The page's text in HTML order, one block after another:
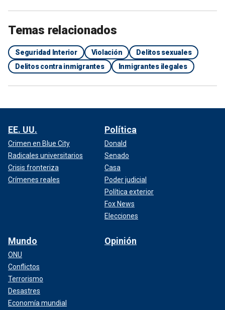
Temas relacionados
Seguridad Interior Violación
Delitos sexuales
Delitos contra inmigrantes
Inmigrantes ilegales
EE. UU.
Crimen en Blue City
Radicales universitarios
Crisis fronteriza
Crímenes reales
Política
Donald
Senado
Casa
Poder judicial
Política exterior
Fox News
Elecciones
Mundo
ONU
Conflictos
Terrorismo
Desastres
Economía mundial
Opinión